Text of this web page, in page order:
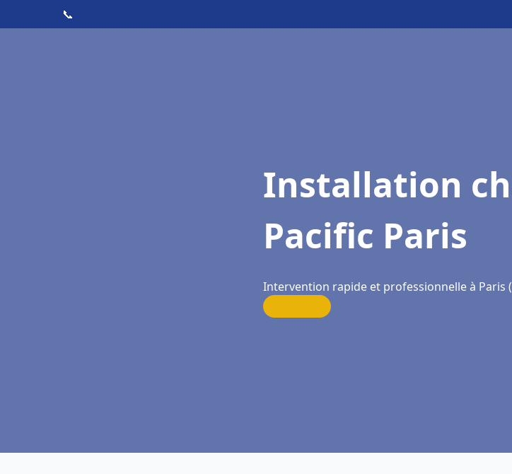
📞
Installation
Pacific Paris
Intervention rapide et professionnelle à Paris